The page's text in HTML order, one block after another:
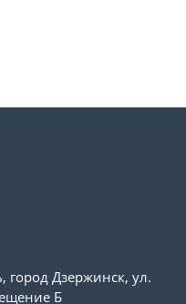
город Дзержинск, ул.
Б